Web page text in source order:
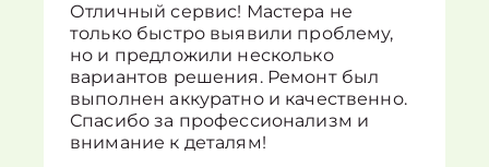
Отличный сервис! Мастера не
только быстро выявили проблему,
но и предложили несколько
вариантов решения. Ремонт был
выполнен аккуратно и качественно.
Спасибо за профессионализм и
внимание к деталям!